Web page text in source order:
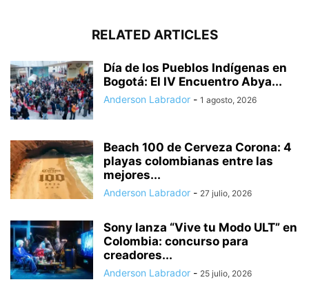
RELATED ARTICLES
Día de los Pueblos Indígenas en
Bogotá: El IV Encuentro Abya...
Anderson Labrador - 1 agosto, 2026
Beach 100 de Cerveza Corona: 4
playas colombianas entre las
mejores...
Anderson Labrador - 27 julio, 2026
Sony lanza “Vive tu Modo ULT” en
Colombia: concurso para
creadores...
Anderson Labrador - 25 julio, 2026